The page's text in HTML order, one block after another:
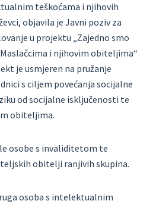
teškoćama i njihovih
objavila je Javni poziv za
u projektu „Zajedno smo
i njihovim obiteljima“
je usmjeren na pružanje
s ciljem povećanja socijalne
od socijalne isključenosti te
obiteljima.
osobe s invaliditetom te
obitelji ranjivih skupina.
osoba s intelektualnim